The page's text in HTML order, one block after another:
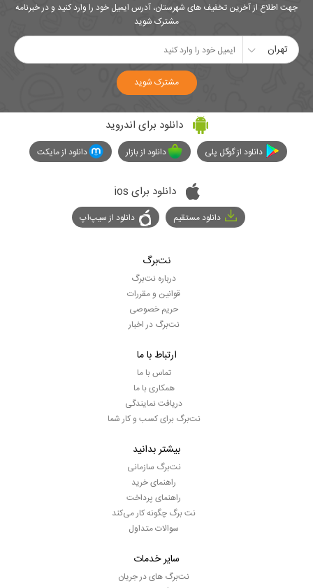
جهت اطلاع از آخرین تخفیف های شهرستان، آدرس ایمیل خود را وارد کنید و در خبرنامه
مشترک شوید
تهران
مشترک شوید
دانلود برای اندروید
دانلود از گوگل پلی دانلود از بازار دانلود از مایکت
دانلود برای ios
دانلود مستقیم دانلود از سیپ‌اپ
نت‌برگ
درباره نت‌برگ
قوانین و مقررات
حریم خصوصی
نت‌برگ در اخبار
ارتباط با ما
تماس با ما
همکاری با ما
دریافت نمایندگی
نت‌برگ برای کسب و کار شما
بیشتر بدانید
نت‌برگ سازمانی
راهنمای خرید
راهنمای پرداخت
نت برگ چگونه کار می‌کند
سوالات متداول
سایر خدمات
نت‌برگ های در جریان